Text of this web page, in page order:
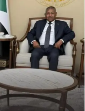
ي
د
إ
ل
ك
ت